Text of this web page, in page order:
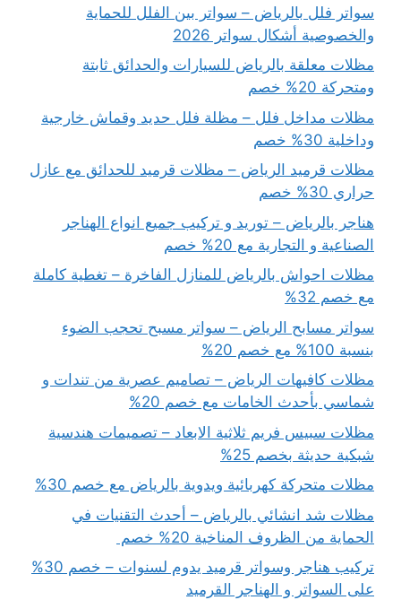
سواتر فلل بالرياض – سواتر بين الفلل للحماية
والخصوصية أشكال سواتر 2026
مظلات معلقة بالرياض للسيارات والحدائق ثابتة
ومتحركة 20% خصم
مظلات مداخل فلل – مظلة فلل حديد وقماش خارجية
وداخلية 30% خصم
مظلات قرميد الرياض – مظلات قرميد للحدائق مع عازل
حراري 30% خصم
هناجر بالرياض – توريد و تركيب جميع انواع الهناجر
الصناعية و التجارية مع 20% خصم
مظلات احواش بالرياض للمنازل الفاخرة – تغطية كاملة
مع خصم 32%
سواتر مسابح الرياض – سواتر مسبح تحجب الضوء
بنسبة 100% مع خصم 20%
مظلات كافيهات الرياض – تصاميم عصرية من تندات و
شماسي بأحدث الخامات مع خصم 20%
مظلات سبيس فريم ثلاثية الابعاد – تصميمات هندسية
شبكية حديثة بخصم 25%
مظلات متحركة كهربائية ويدوية بالرياض مع خصم 30%
مظلات شد انشائي بالرياض – أحدث التقنيات في
الحماية من الظروف المناخية 20% خصم
تركيب هناجر وسواتر قرميد يدوم لسنوات – خصم 30%
على السواتر و الهناجر القرميد